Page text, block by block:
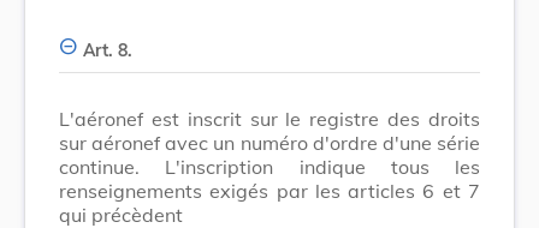
Art. 8.
L'aéronef est inscrit sur le registre des droits
sur aéronef avec un numéro d'ordre d'une série
continue. L'inscription indique tous les
renseignements exigés par les articles 6 et 7
qui précèdent